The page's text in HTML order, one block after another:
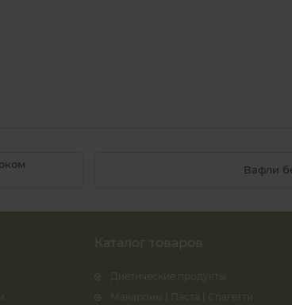
Вафли
Каталог товаров
Диетические продукты
Макароны | Паста | Спагетти